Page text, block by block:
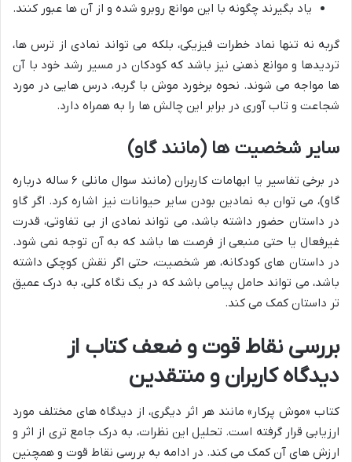
یاد بگیرند چگونه با این موانع روبرو شده و از آن ها عبور کنند.
گربه نه تنها نماد خطرات فیزیکی، بلکه می تواند نمادی از ترس ها،
تردیدها و موانع ذهنی نیز باشد که کودکان در مسیر رشد خود با آن
ها مواجه می شوند. نحوه برخورد موش با گربه، درس هایی در مورد
شجاعت و تاب آوری در برابر این چالش ها را به همراه دارد.
سایر شخصیت ها (مانند گاو)
در برخی تفاسیر یا ابهامات کاربران (مانند سوال مانلی ۶ ساله درباره
گاو)، می توان به نمادین بودن سایر حیوانات نیز اشاره کرد. اگر گاو
در داستان حضور داشته باشد، می تواند نمادی از بی تفاوتی، قدرت
غیرفعال یا حتی منبعی از فرصت ها باشد که به آن توجه نمی شود.
در داستان های کودکانه، هر شخصیت، حتی اگر نقش کوچکی داشته
باشد، می تواند حامل پیامی باشد که در یک نگاه کلی، به درک عمیق
تر داستان کمک می کند.
بررسی نقاط قوت و ضعف کتاب از
دیدگاه کاربران و منتقدین
کتاب «موش پرکار» مانند هر اثر دیگری، از دیدگاه های مختلف مورد
ارزیابی قرار گرفته است. تحلیل این نظرات، به درک جامع تری از اثر و
ارزش های آن کمک می کند. در ادامه به بررسی نقاط قوت و همچنین